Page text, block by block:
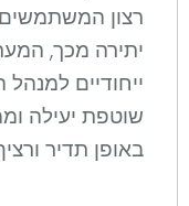
רצון
יתירה מכך,
ייחודיים
שוטפת יעילה
באופן תדיר